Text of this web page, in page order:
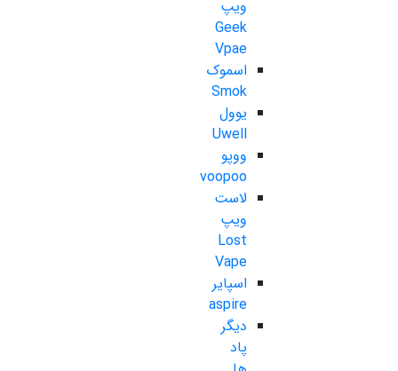
ویپ
Geek
Vpae
اسموک
Smok
یوول
Uwell
ووپو
voopoo
لاست
ویپ
Lost
Vape
اسپایر
aspire
دیگر
پاد